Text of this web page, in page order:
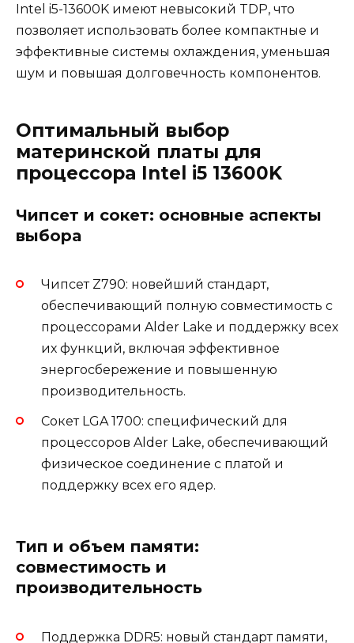
Intel i5-13600K имеют невысокий TDP, что
позволяет использовать более компактные и
эффективные системы охлаждения, уменьшая
шум и повышая долговечность компонентов.
Оптимальный выбор
материнской платы для
процессора Intel i5 13600K
Чипсет и сокет: основные аспекты
выбора
Чипсет Z790: новейший стандарт,
обеспечивающий полную совместимость с
процессорами Alder Lake и поддержку всех
их функций, включая эффективное
энергосбережение и повышенную
производительность.
Сокет LGA 1700: специфический для
процессоров Alder Lake, обеспечивающий
физическое соединение с платой и
поддержку всех его ядер.
Тип и объем памяти:
совместимость и
производительность
Поддержка DDR5: новый стандарт памяти,